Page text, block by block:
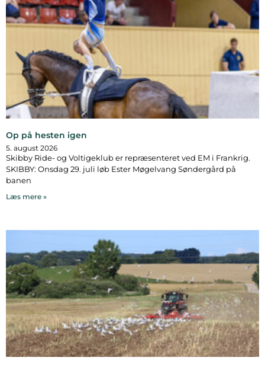
Op på hesten igen
5. august 2026
Skibby Ride- og Voltigeklub er repræsenteret ved EM i Frankrig.
SKIBBY: Onsdag 29. juli løb Ester Møgelvang Søndergård på
banen
Læs mere »